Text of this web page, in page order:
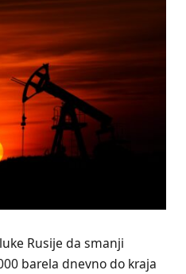
Rusije da smanji
barela dnevno do kraja